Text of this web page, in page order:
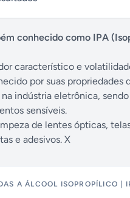
conhecido como IPA
característico e
por suas propriedades
indústria eletrônica,
sensíveis.
de lentes ópticas,
e adesivos. X
AÁLCOOL ISOPROPÍLICO |